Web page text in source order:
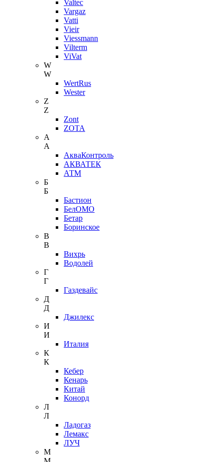
Valtec
Vargaz
Vatti
Vieir
Viessmann
Vilterm
ViVat
W
W
WertRus
Wester
Z
Z
Zont
ZOTA
А
А
АкваКонтроль
АКВАТЕК
АТМ
Б
Б
Бастион
БелОМО
Бетар
Боринское
В
В
Вихрь
Водолей
Г
Г
Газдевайс
Д
Д
Джилекс
И
И
Италия
К
К
Кебер
Кенарь
Китай
Конорд
Л
Л
Ладогаз
Лемакс
ЛУЧ
М